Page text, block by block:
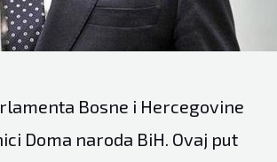
Bosne i Hercegovine
Doma naroda BiH. Ovaj put